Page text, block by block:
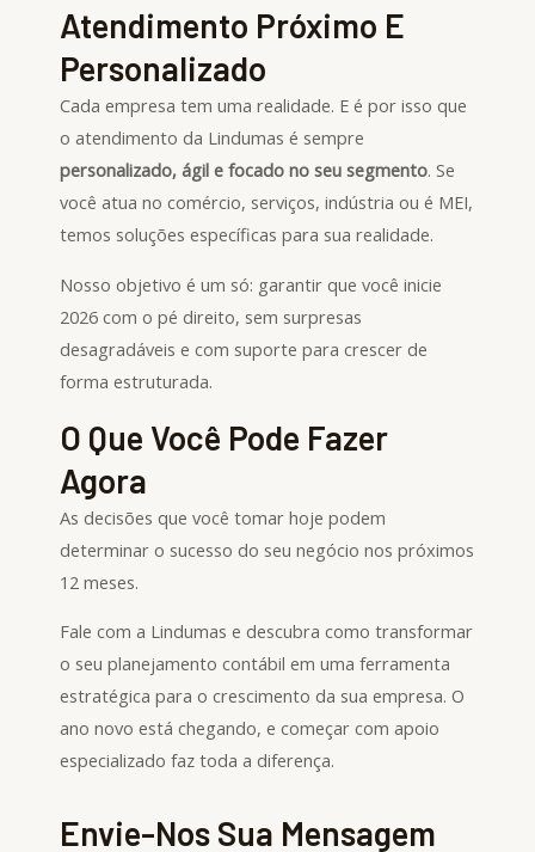
Atendimento Próximo E
Personalizado
Cada empresa tem uma realidade. E é por isso que
o atendimento da Lindumas é sempre
personalizado, ágil e focado no seu segmento. Se
você atua no comércio, serviços, indústria ou é MEI,
temos soluções específicas para sua realidade.
Nosso objetivo é um só: garantir que você inicie
2026 com o pé direito, sem surpresas
desagradáveis e com suporte para crescer de
forma estruturada.
O Que Você Pode Fazer
Agora
As decisões que você tomar hoje podem
determinar o sucesso do seu negócio nos próximos
12 meses.
Fale com a Lindumas e descubra como transformar
o seu planejamento contábil em uma ferramenta
estratégica para o crescimento da sua empresa. O
ano novo está chegando, e começar com apoio
especializado faz toda a diferença.
Envie-Nos Sua Mensagem